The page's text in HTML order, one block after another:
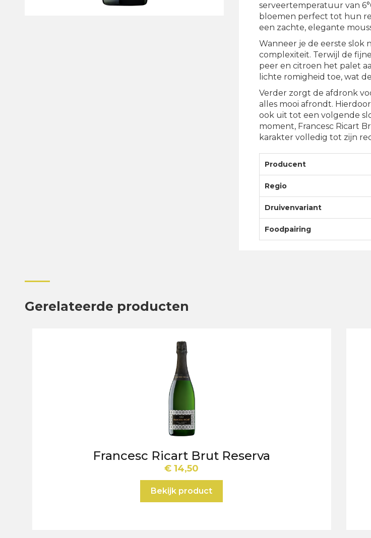
serveertemperatuur van
bloemen perfect tot hun
een zachte, elegante
Wanneer je de eerste slok
complexiteit. Terwijl de
peer en citroen het palet
lichte romigheid toe, wat
Verder zorgt de afdronk
alles mooi afrondt.
ook uit tot een volgende
moment, Francesc Ricart
karakter volledig tot zijn
Producent
Regio
Druivenvariant
Foodpairing
Gerelateerde producten
Francesc Ricart Brut Reserva
€ 14,50
Bekijk product